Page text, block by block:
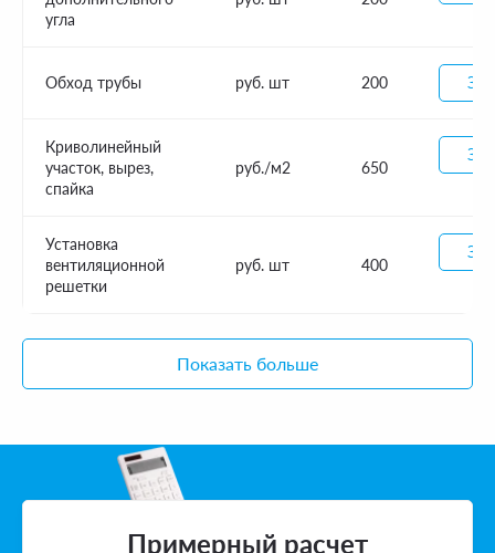
угла
Обход трубы руб. шт 200
Криволинейный
участок, вырез,
спайка
руб./м2 650
Установка
вентиляционной
решетки
руб. шт 400
Показать больше
Примерный расчет